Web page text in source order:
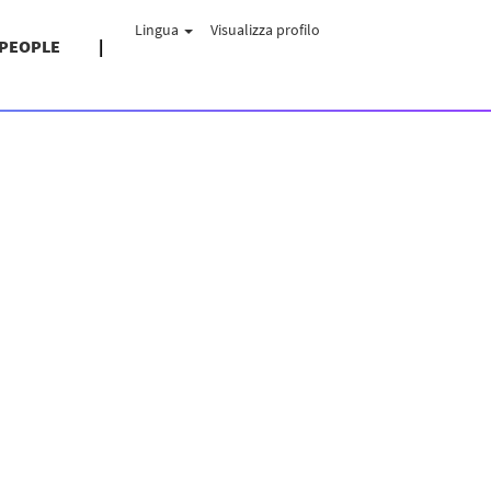
Lingua Visualizza profilo